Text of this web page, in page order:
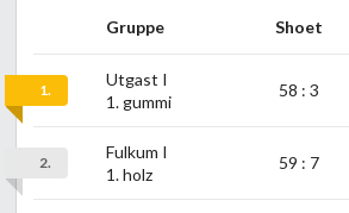
Gruppe
Shoet
1.
Utgast I
1. gummi
58 : 3
2.
Fulkum I
1. holz
59 : 7